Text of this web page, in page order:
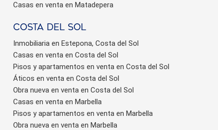
Casas en venta en Matadepera
Costa del sol
Inmobiliaria en Estepona, Costa del Sol
Casas en venta en Costa del Sol
Pisos y apartamentos en venta en Costa del Sol
Áticos en venta en Costa del Sol
Obra nueva en venta en Costa del Sol
Casas en venta en Marbella
Pisos y apartamentos en venta en Marbella
Obra nueva en venta en Marbella